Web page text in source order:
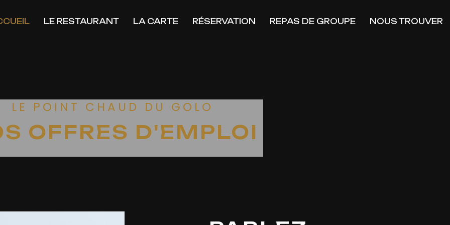
LE RESTAURANT LA CARTE RÉSERVATION REPAS DE GROUPE NOUS TROUVER
LE POINT CHAUD DU GOLO
OFFRES D'EMPLOI